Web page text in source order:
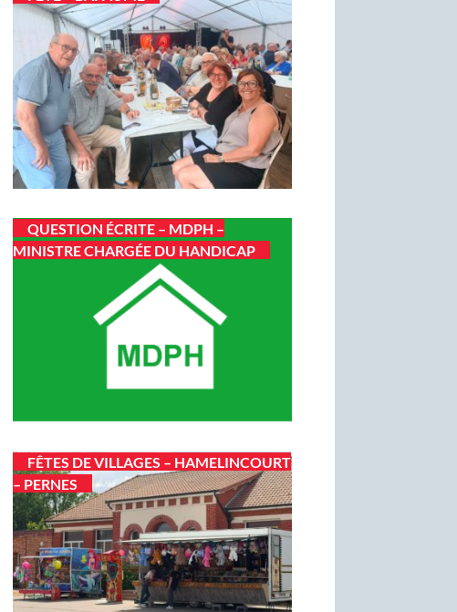
QUESTION ÉCRITE – MDPH –
MINISTRE CHARGÉE DU HANDICAP
FÊTES DE VILLAGES – HAMELINCOURT
– PERNES